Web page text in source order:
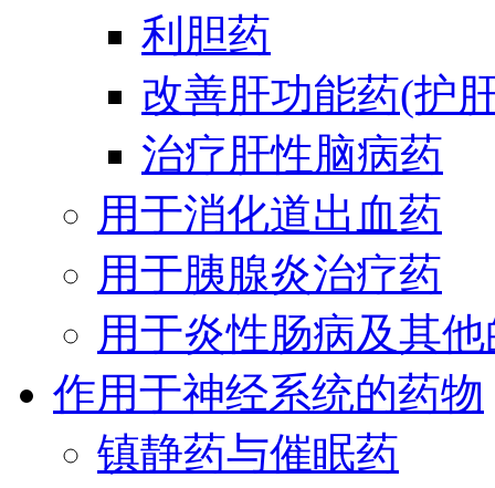
利胆药
改善肝功能药(护
治疗肝性脑病药
用于消化道出血药
用于胰腺炎治疗药
用于炎性肠病及其
作用于神经系统的药物
镇静药与催眠药